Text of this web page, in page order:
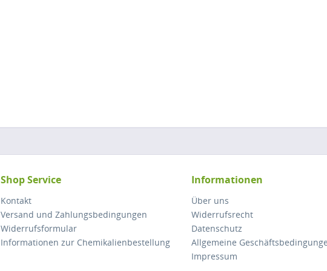
Shop Service
Kontakt
Versand und Zahlungsbedingungen
Widerrufsformular
Informationen zur Chemikalienbestellung
Informationen
Über uns
Widerrufsrecht
Datenschutz
Allgemeine
Impressum